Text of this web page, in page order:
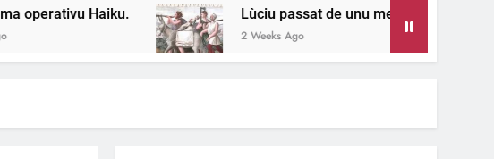
Lùciu passat de unu meri a s’àteru, 11 e 12.
2 Weeks Ago